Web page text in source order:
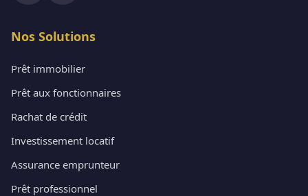
Nos Solutions
Prêt immobilier
Prêt aux fonctionnaires
Rachat de crédit
Investissement locatif
Assurance emprunteur
Prêt professionnel